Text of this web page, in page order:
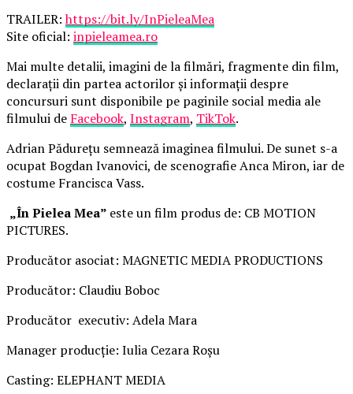
TRAILER:https://bit.ly/InPieleaMea
Site oficial: inpieleamea.ro
Mai multe detalii, imagini de la filmări, fragmente din film,
declarații din partea actorilor și informații despre
concursuri sunt disponibile pe paginile social media ale
filmului de Facebook, Instagram, TikTok.
Adrian Pădurețu semnează imaginea filmului. De sunet s-a
ocupat Bogdan Ivanovici, de scenografie Anca Miron, iar de
costume Francisca Vass.
„În Pielea Mea” este un film produs de: CB MOTION
PICTURES.
Producător asociat: MAGNETIC MEDIA PRODUCTIONS
Producător: Claudiu Boboc
Producător executiv: Adela Mara
Manager producție: Iulia Cezara Roșu
Casting: ELEPHANT MEDIA